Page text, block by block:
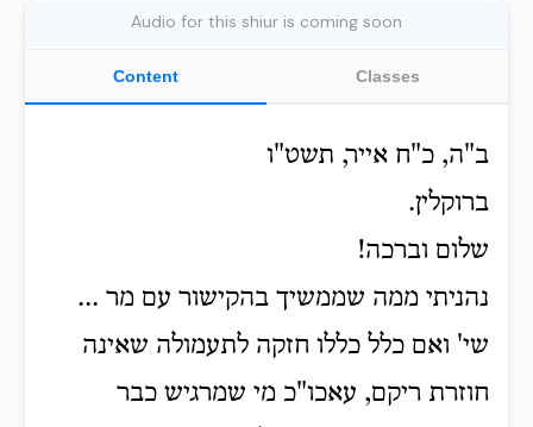
Audio for this shiur is coming soon
Content Classes
ב"ה, כ"ח אייר, תשט"ו
ברוקלין.
שלום וברכה!
נהניתי ממה שממשיך בהקישור עם מר ...
שי' ואם כלל כללו חזקה לתעמולה שאינה
חוזרת ריקם, עאכו"כ מי שמרגיש כבר